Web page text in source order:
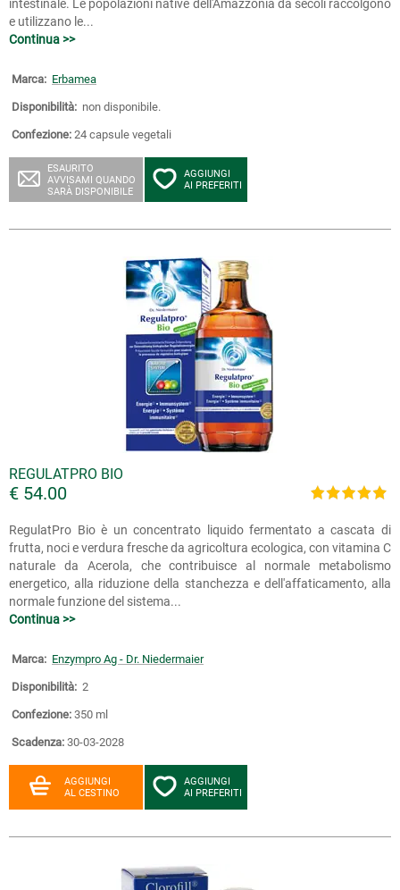
intestinale. Le popolazioni native dell'Amazzonia da secoli raccolgono
e utilizzano le...
Continua >>
Marca: Erbamea
Disponibilità: non disponibile.
Confezione: 24 capsule vegetali
ESAURITO
AVVISAMI QUANDO
SARÀ DISPONIBILE
AGGIUNGI
AI PREFERITI
REGULATPRO BIO
€ 54.00
RegulatPro Bio è un concentrato liquido fermentato a cascata di
frutta, noci e verdura fresche da agricoltura ecologica, con vitamina C
naturale da Acerola, che contribuisce al normale metabolismo
energetico, alla riduzione della stanchezza e dell'affaticamento, alla
normale funzione del sistema...
Continua >>
Marca: Enzympro Ag - Dr. Niedermaier
Disponibilità: 2
Confezione: 350 ml
Scadenza: 30-03-2028
AGGIUNGI
AL CESTINO
AGGIUNGI
AI PREFERITI